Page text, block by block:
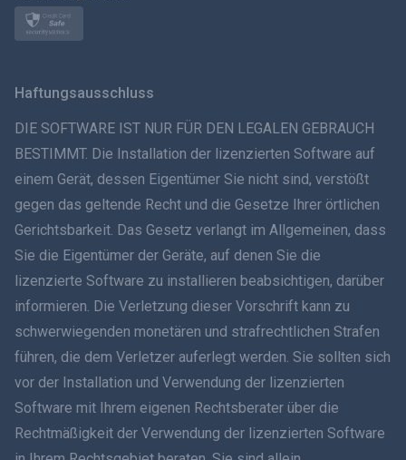
ภาษาไทย
Dansk
हिंदी
עברית
Română
Ελληνικά
Haftungsausschluss
DIE SOFTWARE IST NUR FÜR DEN LEGALEN GEBRAUCH
BESTIMMT. Die Installation der lizenzierten Software auf
einem Gerät, dessen Eigentümer Sie nicht sind, verstößt
gegen das geltende Recht und die Gesetze Ihrer örtlichen
Gerichtsbarkeit. Das Gesetz verlangt im Allgemeinen, dass
Sie die Eigentümer der Geräte, auf denen Sie die
lizenzierte Software zu installieren beabsichtigen, darüber
informieren. Die Verletzung dieser Vorschrift kann zu
schwerwiegenden monetären und strafrechtlichen Strafen
führen, die dem Verletzer auferlegt werden. Sie sollten sich
vor der Installation und Verwendung der lizenzierten
Software mit Ihrem eigenen Rechtsberater über die
Rechtmäßigkeit der Verwendung der lizenzierten Software